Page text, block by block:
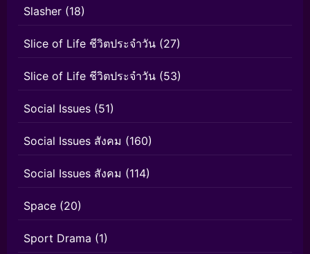
Slasher (18)
Slice of Life ชีวิตประจำวัน (27)
Slice of Life ชีวิตประจำวัน (53)
Social Issues (51)
Social Issues สังคม (160)
Social Issues สังคม (114)
Space (20)
Sport Drama (1)